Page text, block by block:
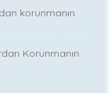
korunmanın
Korunmanın